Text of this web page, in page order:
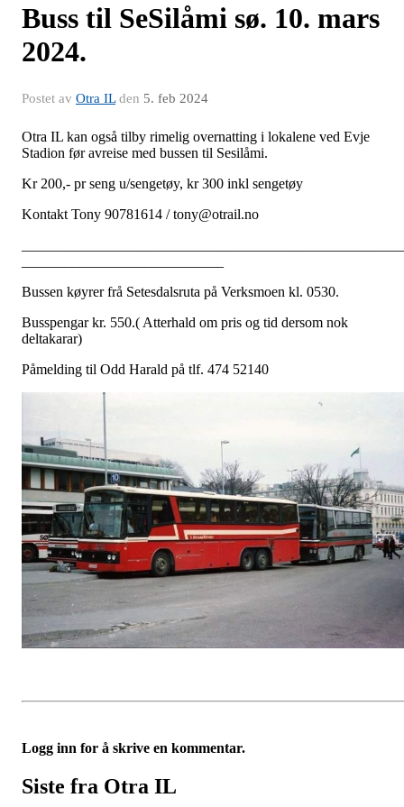
Buss til SeSilåmi sø. 10. mars
2024.
Postet av Otra ILden 5. feb 2024
Otra IL kan også tilby rimelig overnatting i lokalene ved Evje
Stadion før avreise med bussen til Sesilåmi.
Kr 200,- pr seng u/sengetøy, kr 300 inkl sengetøy
Kontakt Tony 90781614 / tony@otrail.no
Bussen køyrer frå Setesdalsruta på Verksmoen kl. 0530.
Busspengar kr. 550.( Atterhald om pris og tid dersom nok
deltakarar)
Påmelding til Odd Harald på tlf. 474 52140
Logg inn for å skrive en kommentar.
Siste fra Otra IL